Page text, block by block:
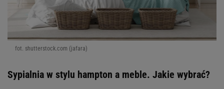
fot. shutterstock.com (jafara)
Sypialnia w stylu hampton a meble. Jakie wybrać?